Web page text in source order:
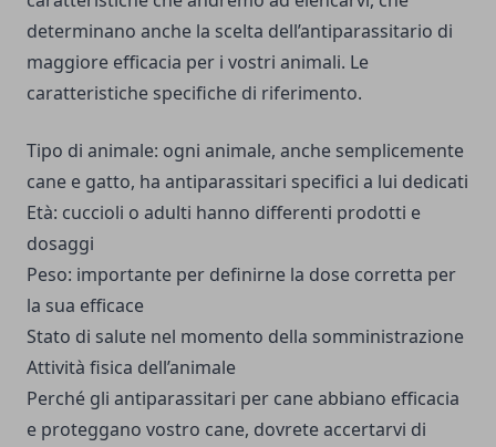
determinano anche la scelta dell’antiparassitario di
maggiore efficacia per i vostri animali. Le
caratteristiche specifiche di riferimento.
Tipo di animale: ogni animale, anche semplicemente
cane e gatto, ha antiparassitari specifici a lui dedicati
Età: cuccioli o adulti hanno differenti prodotti e
dosaggi
Peso: importante per definirne la dose corretta per
la sua efficace
Stato di salute nel momento della somministrazione
Attività fisica dell’animale
Perché gli antiparassitari per caneabbiano efficacia
e proteggano vostro cane, dovrete accertarvi di